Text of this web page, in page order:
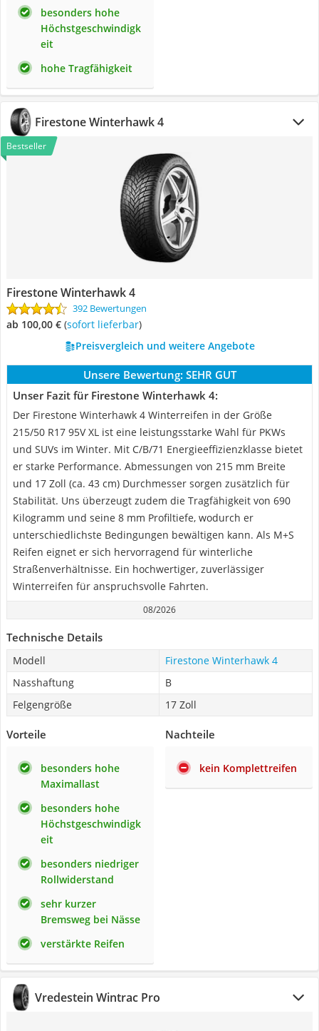
besonders hohe
Höchstgeschwindigk
eit
hohe Tragfähigkeit
Firestone Winterhawk 4
Bestseller
Firestone Winterhawk 4
392 Bewertungen
ab 100,00 € ( Sofort lieferbar)
Preisvergleich und weitere Angebote
Unsere Bewertung: SEHR GUT
Unser Fazit für Firestone Winterhawk 4:
Der Firestone Winterhawk 4 Winterreifen in der Größe
215/50 R17 95V XL ist eine leistungsstarke Wahl für PKWs
und SUVs im Winter. Mit C/B/71 Energieeffizienzklasse bietet
er starke Performance. Abmessungen von 215 mm Breite
und 17 Zoll (ca. 43 cm) Durchmesser sorgen zusätzlich für
Stabilität. Uns überzeugt zudem die Tragfähigkeit von 690
Kilogramm und seine 8 mm Profiltiefe, wodurch er
unterschiedlichste Bedingungen bewältigen kann. Als M+S
Reifen eignet er sich hervorragend für winterliche
Straßenverhältnisse. Ein hochwertiger, zuverlässiger
Winterreifen für anspruchsvolle Fahrten.
08/2026
Technische Details
Modell
Firestone Winterhawk 4
Nasshaftung
B
Felgengröße
17 Zoll
Vorteile
besonders hohe
Maximallast
besonders hohe
Höchstgeschwindigk
eit
besonders niedriger
Rollwiderstand
sehr kurzer
Bremsweg bei Nässe
verstärkte Reifen
Nachteile
kein Komplettreifen
Vredestein Wintrac Pro